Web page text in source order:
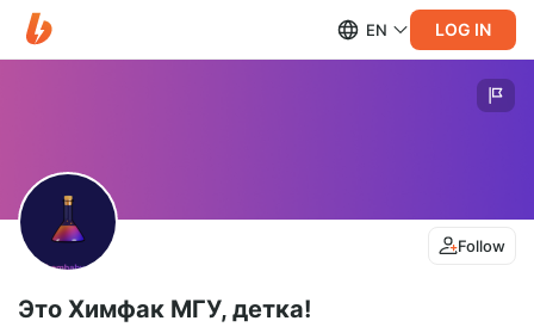
EN LOG IN
Follow
Это Химфак МГУ, детка!